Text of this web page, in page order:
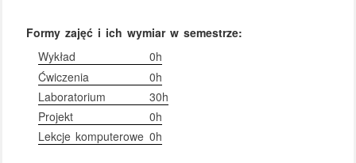
Formy zajęć i ich wymiar w semestrze:
Wykład
0h
Ćwiczenia
0h
Laboratorium
30h
Projekt
0h
Lekcje komputerowe 0h